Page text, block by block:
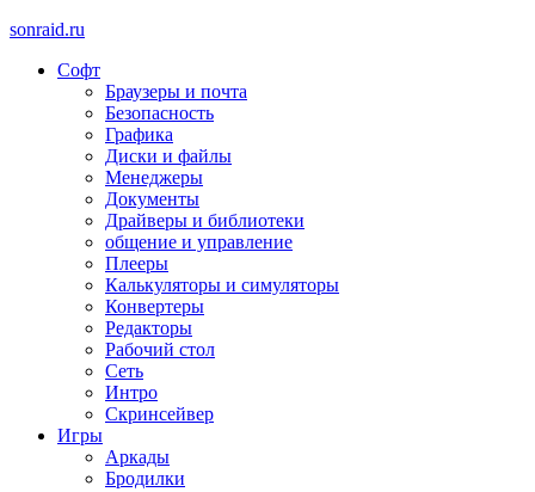
sonraid.ru
Скачивай программы, мини игры
Софт
Браузеры и почта
Безопасность
Графика
Диски и файлы
Менеджеры
Документы
Драйверы и библиотеки
общение и управление
Плееры
Калькуляторы и симуляторы
Конвертеры
Редакторы
Рабочий стол
Сеть
Интро
Скринсейвер
Игры
Аркады
Бродилки